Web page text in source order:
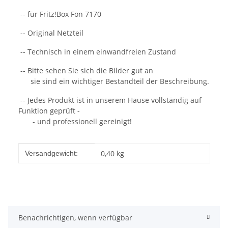
-- für Fritz!Box Fon 7170
-- Original Netzteil
-- Technisch in einem einwandfreien Zustand
-- Bitte sehen Sie sich die Bilder gut an
sie sind ein wichtiger Bestandteil der Beschreibung.
-- Jedes Produkt ist in unserem Hause vollständig auf
Funktion geprüft -
- und professionell gereinigt!
Produkteigenschaft
Wert
Versandgewicht: 0,40 kg
Benachrichtigen, wenn verfügbar